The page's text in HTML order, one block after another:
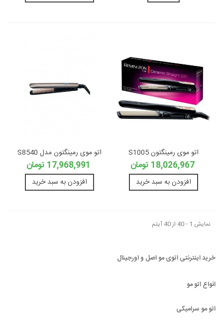
اتو موی رمینگتون S1005
18,026,967 تومان
افزودن به سبد خرید
اتو موی رمینگتون مدل S8540
17,968,991 تومان
افزودن به سبد خرید
نمایش 1 - 40 از 40 آیتم
خرید اینترنتی اتوی مو اصل و اورجینال
انواع اتو مو
اتو مو سرامیکی